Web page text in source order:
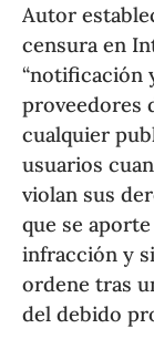
Autor
censura en
“notificación
proveedores
cualquier
usuarios
violan sus
que se
infracción y
ordene tras
del debido